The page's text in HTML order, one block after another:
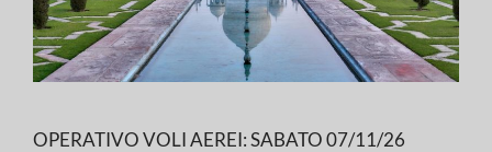
OPERATIVO VOLI AEREI: SABATO 07/11/26